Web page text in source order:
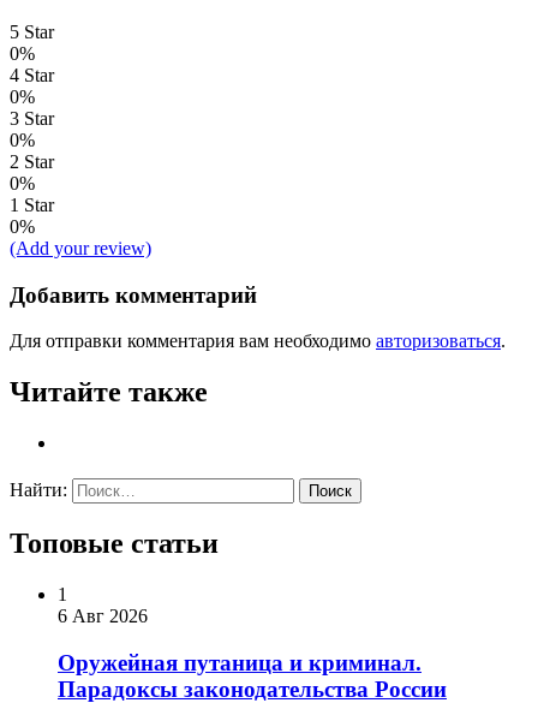
5 Star
0%
4 Star
0%
3 Star
0%
2 Star
0%
1 Star
0%
(Add your review)
Добавить комментарий
Для отправки комментария вам необходимо авторизоваться.
Читайте также
Найти:
Топовые статьи
1
6 Авг 2026
Оружейная путаница и криминал.
Парадоксы законодательства России